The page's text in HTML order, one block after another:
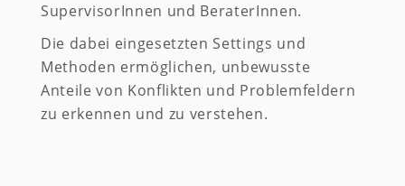
SupervisorInnen und BeraterInnen.
Die dabei eingesetzten Settings und
Methoden ermöglichen, unbewusste
Anteile von Konflikten und Problemfeldern
zu erkennen und zu verstehen.